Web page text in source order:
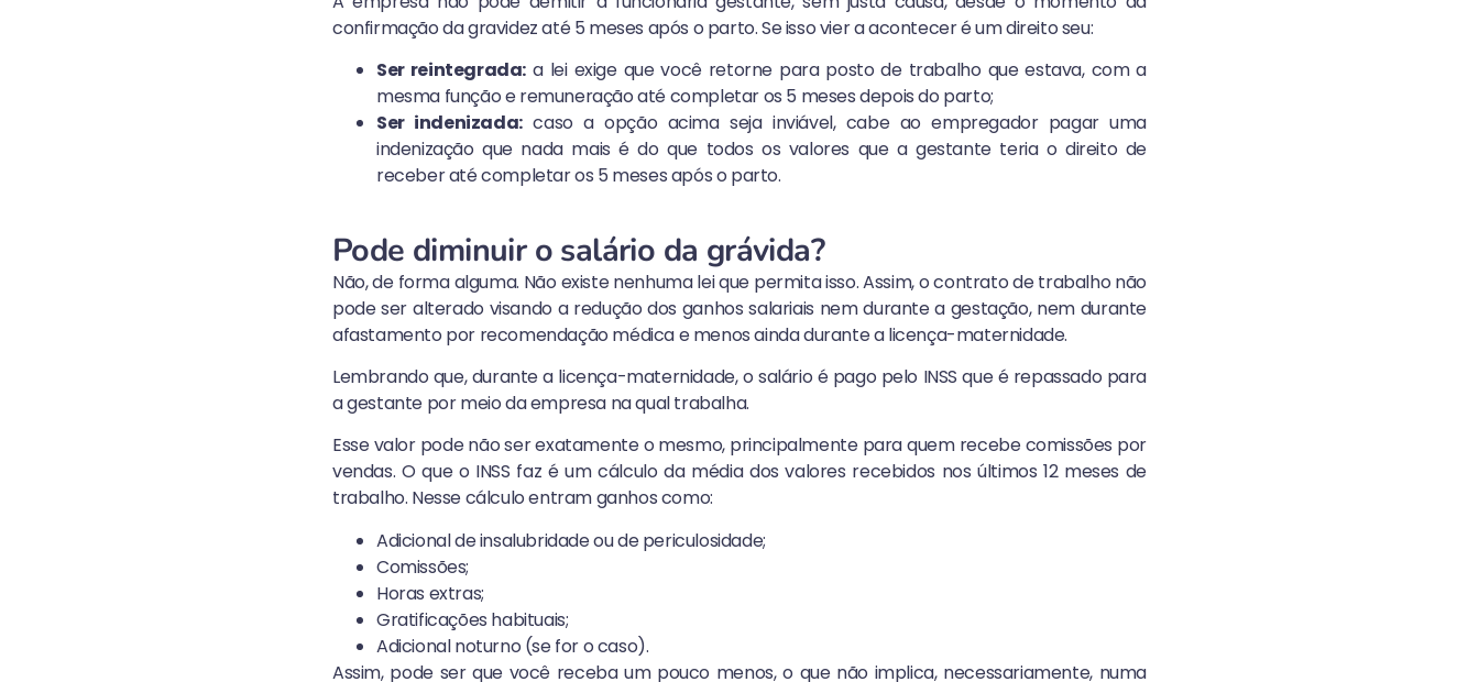
confirmação da gravidez até 5 meses após o parto. Se isso vier a acontecer é um direito seu:
Ser reintegrada: a lei exige que você retorne para posto de trabalho que estava, com a
mesma função e remuneração até completar os 5 meses depois do parto;
Ser indenizada:caso a opção acima seja inviável, cabe ao empregador pagar uma
indenização que nada mais é do que todos os valores que a gestante teria o direito de
receber até completar os 5 meses após o parto.
Pode diminuir o salário da grávida?
Não, de forma alguma. Não existe nenhuma lei que permita isso. Assim, o contrato de trabalho não
pode ser alterado visando a redução dos ganhos salariais nem durante a gestação, nem durante
afastamento por recomendação médica e menos ainda durante a licença-maternidade.
Lembrando que, durante a licença-maternidade, o salário é pago pelo INSS que é repassado para
a gestante por meio da empresa na qual trabalha.
Esse valor pode não ser exatamente o mesmo, principalmente para quem recebe comissões por
vendas. O que o INSS faz é um cálculo da média dos valores recebidos nos últimos 12 meses de
trabalho. Nesse cálculo entram ganhos como:
Adicional de insalubridade ou de periculosidade;
Comissões;
Horas extras;
Gratificações habituais;
Adicional noturno (se for o caso).
Assim, pode ser que você receba um pouco menos, o que não implica, necessariamente, numa